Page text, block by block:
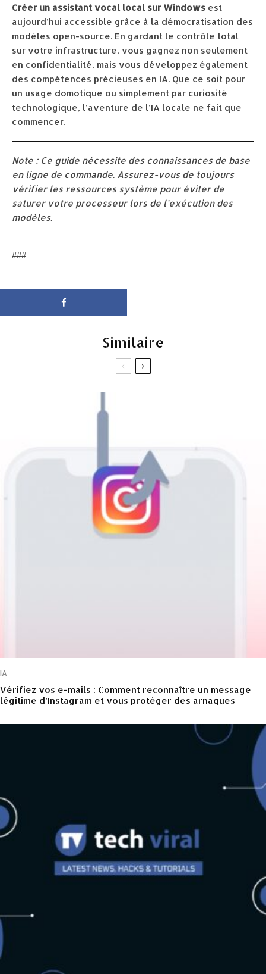
Créer un assistant vocal local sur Windows est
aujourd’hui accessible grâce à la démocratisation des
modèles open-source. En gardant le contrôle total
sur votre infrastructure, vous gagnez non seulement
en confidentialité, mais vous développez également
des compétences précieuses en IA. Que ce soit pour
un usage domotique ou simplement par curiosité
technologique, l’aventure de l’IA locale ne fait que
commencer.
Note : Ce guide nécessite des connaissances de base
en ligne de commande. Assurez-vous de toujours
vérifier les ressources système pour éviter de
saturer votre processeur lors de l’exécution des
modèles.
###
Similaire
IA
Vérifiez vos e-mails : Comment reconnaître un message
légitime d’Instagram et vous protéger des arnaques